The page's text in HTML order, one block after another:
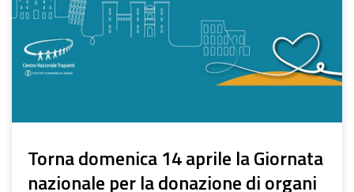
Torna domenica 14 aprile la Giornata
nazionale per la donazione di organi